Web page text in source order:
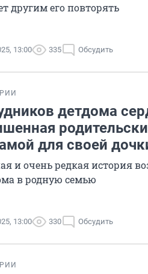
другим его повторять
13:00 335 Обсудить
детдома
для своей
и очень редкая история
в родную семью
13:00 330 Обсудить